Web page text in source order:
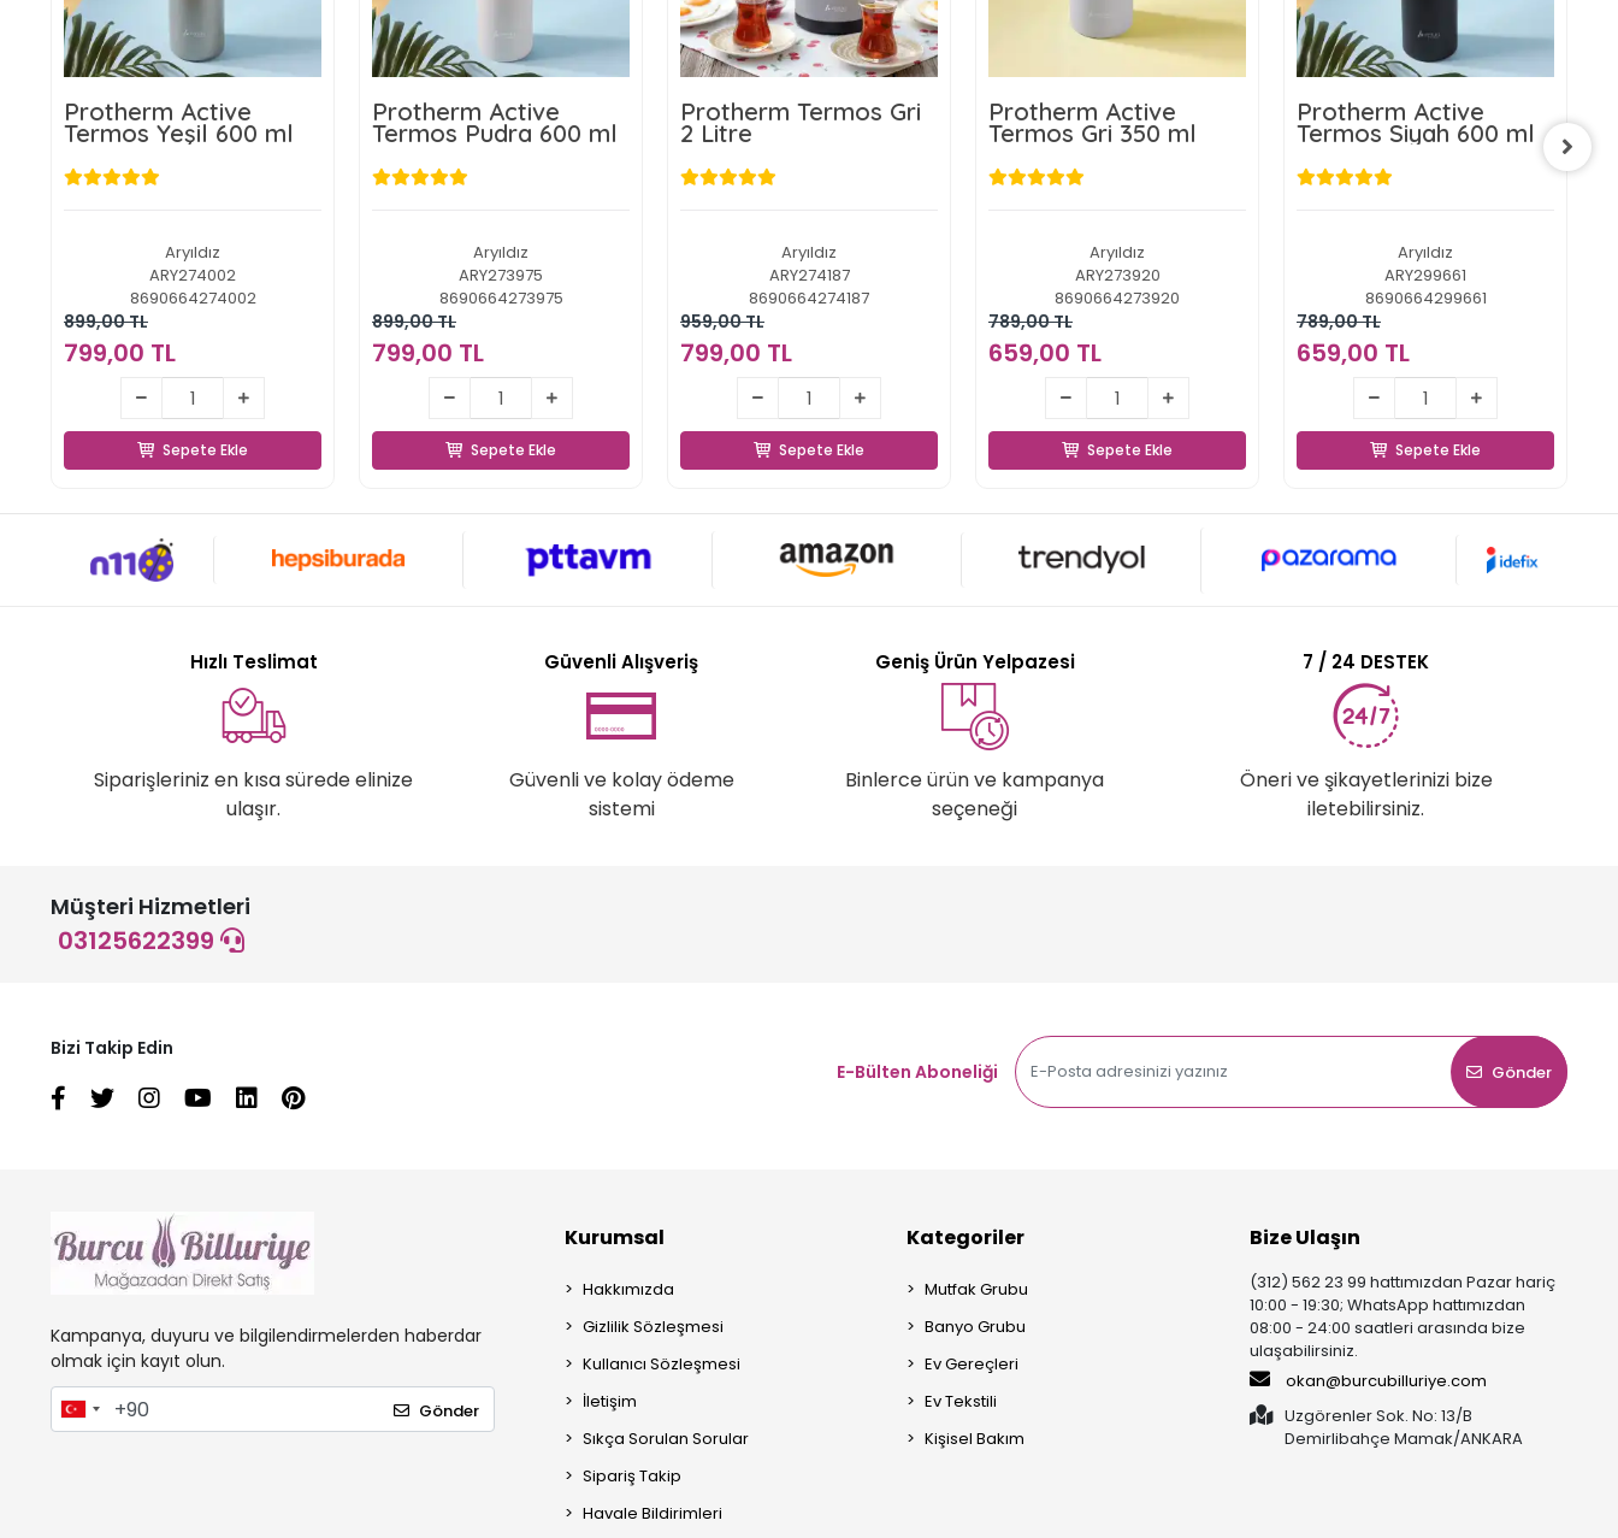
Protherm Active
Termos Yeşil 600 ml
Aryıldız
ARY274002
8690664274002
899,00 TL
799,00 TL
799,00 TL
Sepete Ekle
Sepete Ekle
Protherm Active
Termos Pudra 600 ml
Aryıldız
ARY273975
8690664273975
899,00 TL
799,00 TL
799,00 TL
Sepete Ekle
Sepete Ekle
Protherm Termos Gri
2 Litre
Aryıldız
ARY274187
8690664274187
959,00 TL
799,00 TL
799,00 TL
Sepete Ekle
Sepete Ekle
Protherm Active
Termos Gri 350 ml
Aryıldız
ARY273920
8690664273920
789,00 TL
659,00 TL
659,00 TL
Sepete Ekle
Sepete Ekle
Protherm Active
Termos Siyah 600 ml
Aryıldız
ARY299661
8690664299661
789,00 TL
659,00 TL
659,00 TL
Sepete Ekle
Sepete Ekle
Hızlı Teslimat
Siparişleriniz en kısa sürede elinize
ulaşır.
Güvenli Alışveriş
Güvenli ve kolay ödeme
sistemi
Geniş Ürün Yelpazesi
Binlerce ürün ve kampanya
seçeneği
7 / 24 DESTEK
Öneri ve şikayetlerinizi bize
iletebilirsiniz.
Müşteri Hizmetleri
03125622399
Bizi Takip Edin
E-Bülten Aboneliği
Gönder
Kampanya, duyuru ve bilgilendirmelerden haberdar
olmak için kayıt olun.
Gönder
Kurumsal
Hakkımızda
Gizlilik Sözleşmesi
Kullanıcı Sözleşmesi
İletişim
Sıkça Sorulan Sorular
Sipariş Takip
Havale Bildirimleri
Kategoriler
Mutfak Grubu
Banyo Grubu
Ev Gereçleri
Ev Tekstili
Kişisel Bakım
Bize Ulaşın
(312) 562 23 99 hattımızdan Pazar hariç
10:00 - 19:30; WhatsApp hattımızdan
08:00 - 24:00 saatleri arasında bize
ulaşabilirsiniz.
okan@burcubilluriye.com
Uzgörenler Sok. No: 13/B
Demirlibahçe Mamak/ANKARA